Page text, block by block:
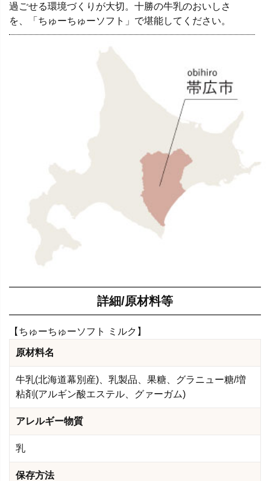
過ごせる環境づくりが大切。十勝の牛乳のおいしさ
を、「ちゅーちゅーソフト」で堪能してください。
詳細/原材料等
【ちゅーちゅーソフト ミルク】
原材料名
牛乳(北海道幕別産)、乳製品、果糖、グラニュー糖/増
粘剤(アルギン酸エステル、グァーガム)
アレルギー物質
乳
保存方法